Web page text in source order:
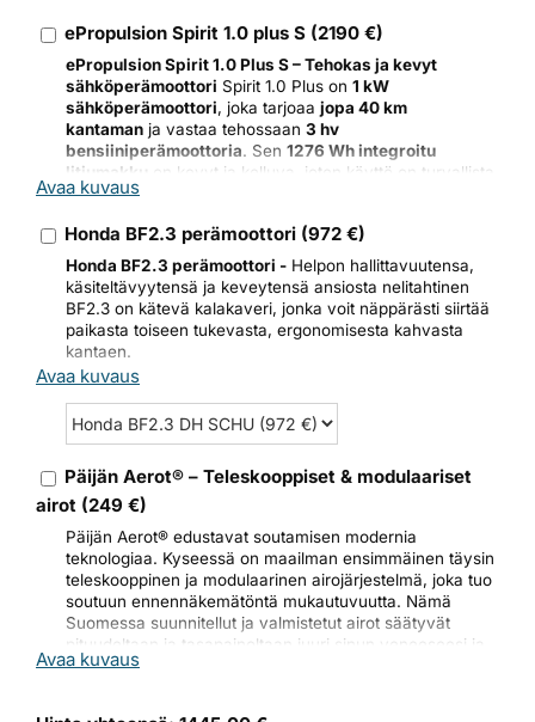
ePropulsion Spirit 1.0 plus S (2190 €)
ePropulsion Spirit 1.0 Plus S – Tehokas ja kevyt
sähköperämoottori Spirit 1.0 Plus on 1 kW
sähköperämoottori, joka tarjoaa jopa 40 km
kantaman ja vastaa tehossaan 3 hv
bensiiniperämoottoria. Sen 1276 Wh integroitu
litiumakku
on kevyt ja kelluva, joten käyttö on turvallista
ja vaivatonta. Saatavana
soutuveneisiin kuin purjeveneisiin.
Helppokäyttöinen digitaalinen näyttö
Kevyt ja helposti kuljetettava (8,7 kg)
Sähkökäynnistys – ei enää nyörin vetämistä!
Portaaton kaasun säätö ja turvallinen
tappokytkin
ympäristöystävällisestä veneilystä!
mielellään kysymyksiisi, joten otahan yhteyttä!
Avaa kuvaus
Honda BF2.3 perämoottori (972 €)
Honda BF2.3 perämoottori - Helpon hallittavuutensa,
käsiteltävyytensä ja keveytensä ansiosta nelitahtinen
BF2.3 on kätevä kalakaveri, jonka voit näppärästi siirtää
paikasta toiseen tukevasta, ergonomisesta kahvasta
kantaen.
Avaa kuvaus
Päijän Aerot® – Teleskooppiset & modulaariset
airot (249 €)
Päijän Aerot® edustavat soutamisen modernia
teknologiaa. Kyseessä on maailman ensimmäinen täysin
teleskooppinen ja modulaarinen airojärjestelmä, joka tuo
soutuun ennennäkemätöntä mukautuvuutta. Nämä
Suomessa suunnitellut ja valmistetut airot säätyvät
pituudeltaan ja tasapainoltaan juuri sinun veneeseesi ja
soututyyliisi sopiviksi. Pitkäikäiselle ja huollettavalle
Avaa kuvaus
Alternative: